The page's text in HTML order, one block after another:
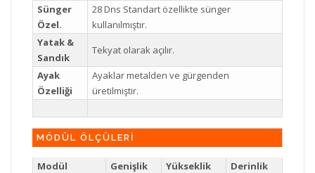
Sünger
Özel.
28 Dns Standart özellikte sünger
kullanılmıştır.
Yatak &
Sandık
Tekyat olarak açılır.
Ayak
Özelliği
Ayaklar metalden ve gürgenden
üretilmiştir.
MÖDÜL ÖLÇÜLERİ
Modül Genişlik Yükseklik
Derinlik